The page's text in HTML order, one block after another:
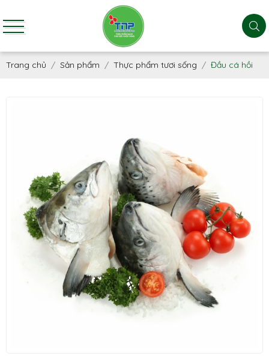
Trang chủ Sản phẩm Thực phẩm tươi sống Đầu cá hồi